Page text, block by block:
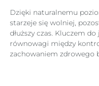
Dzięki naturalnemu
starzeje się wolniej,
dłuższy czas. Kluczem
równowagi między
zachowaniem zdrowego